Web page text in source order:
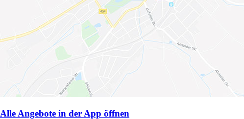
Alle Angebote in der App öffnen